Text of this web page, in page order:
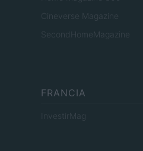
Cineverse Magazine
SecondHomeMagazine
FRANCIA
InvestirMag